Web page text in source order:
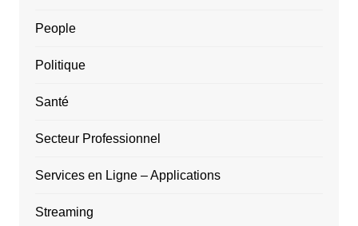
People
Politique
Santé
Secteur Professionnel
Services en Ligne – Applications
Streaming